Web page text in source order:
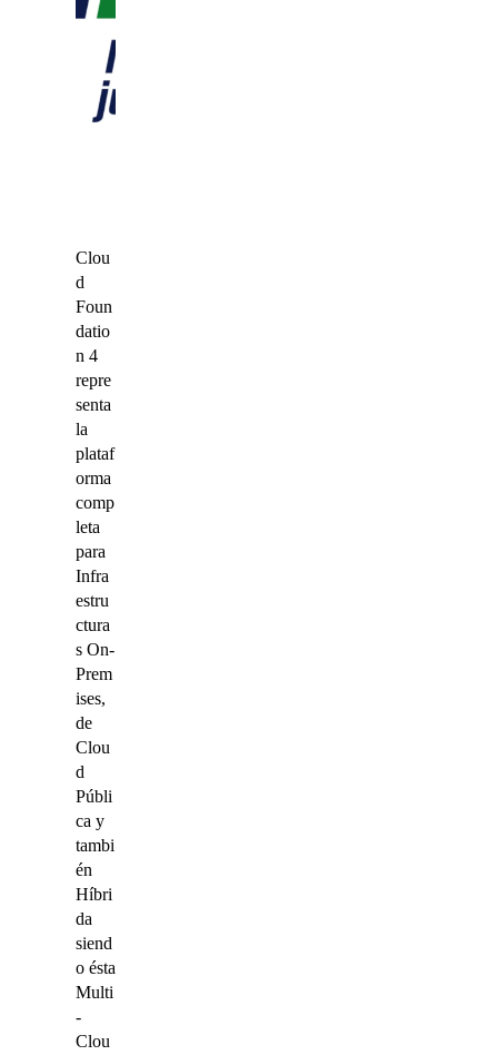
Clou
d
Foun
datio
n 4
repre
senta
la
plataf
orma
comp
leta
para
Infra
estru
ctura
s On-
Prem
ises,
de
Clou
d
Públi
ca y
tambi
én
Híbri
da
siend
o ésta
Multi
-
Clou